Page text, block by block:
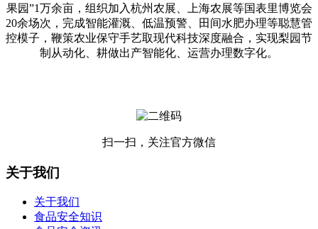
果园”1万余亩，组织加入杭州农展、上海农展等国表里博览会
20余场次，完成智能灌溉、低温预警、田间水肥办理等聪慧管
控模子，鞭策农业保守手艺取现代科技深度融合，实现梨园节
制从动化、耕做出产智能化、运营办理数字化。
扫一扫，关注官方微信
关于我们
关于我们
食品安全知识